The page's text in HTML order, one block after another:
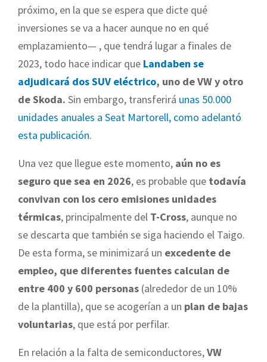
próximo, en la que se espera que dicte qué
inversiones se va a hacer aunque no en qué
emplazamiento— , que tendrá lugar a finales de
2023, todo hace indicar que Landaben se
adjudicará dos SUV eléctrico, uno de VW y otro
de Skoda. Sin embargo, transferirá unas 50.000
unidades anuales a Seat Martorell, como adelantó
esta publicación.
Una vez que llegue este momento, aún no es
seguro que sea en 2026, es probable que todavía
convivan con los cero emisiones unidades
térmicas, principalmente del T-Cross, aunque no
se descarta que también se siga haciendo el Taigo.
De esta forma, se minimizará un excedente de
empleo, que diferentes fuentes calculan de
entre 400 y 600 personas (alrededor de un 10%
de la plantilla), que se acogerían a un plan de bajas
voluntarias, que está por perfilar.
En relación a la falta de semiconductores,VW